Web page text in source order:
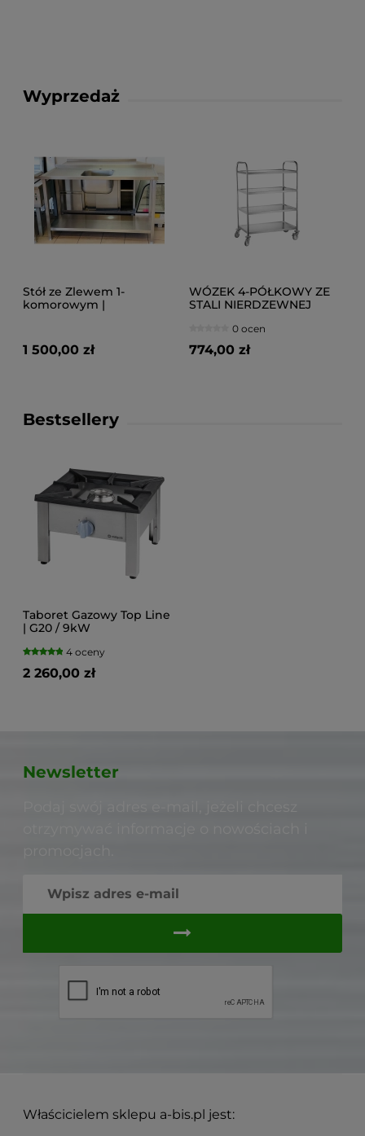
Wyprzedaż
Stół ze Zlewem 1-
komorowym |
1 500,00 zł
WÓZEK 4-PÓŁKOWY ZE
STALI NIERDZEWNEJ
0 ocen
774,00 zł
Bestsellery
Taboret Gazowy Top Line
| G20 / 9kW
4 oceny
2 260,00 zł
Newsletter
Właścicielem sklepu a-bis.pl jest: